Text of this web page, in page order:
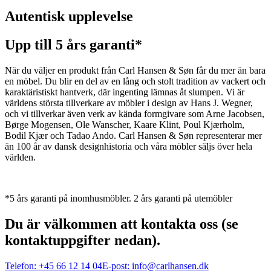
Autentisk upplevelse
Upp till 5 års garanti*
När du väljer en produkt från Carl Hansen & Søn får du mer än bara
en möbel. Du blir en del av en lång och stolt tradition av vackert och
karaktäristiskt hantverk, där ingenting lämnas åt slumpen. Vi är
världens största tillverkare av möbler i design av Hans J. Wegner,
och vi tillverkar även verk av kända formgivare som Arne Jacobsen,
Børge Mogensen, Ole Wanscher, Kaare Klint, Poul Kjærholm,
Bodil Kjær och Tadao Ando. Carl Hansen & Søn representerar mer
än 100 år av dansk designhistoria och våra möbler säljs över hela
världen.
*5 års garanti på inomhusmöbler. 2 års garanti på utemöbler
Du är välkommen att kontakta oss (se
kontaktuppgifter nedan).
Telefon: +45 66 12 14 04E-post: info@carlhansen.dk